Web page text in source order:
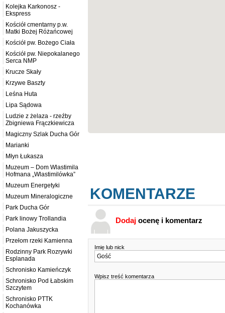
Kolejka Karkonosz -
Ekspress
Kościół cmentarny p.w.
Matki Bożej Różańcowej
Kościół pw. Bożego Ciała
Kościół pw. Niepokalanego
Serca NMP
Krucze Skały
Krzywe Baszty
Leśna Huta
Lipa Sądowa
Ludzie z żelaza - rzeźby
Zbigniewa Frączkiewicza
Magiczny Szlak Ducha Gór
Marianki
Młyn Łukasza
Muzeum – Dom Wlastimila
Hofmana „Wlastimilówka”
Muzeum Energetyki
Muzeum Mineralogiczne
Park Ducha Gór
Park linowy Trollandia
Polana Jakuszycka
Przełom rzeki Kamienna
Rodzinny Park Rozrywki
Esplanada
Schronisko Kamieńczyk
Schronisko Pod Łabskim
Szczytem
Schronisko PTTK
Kochanówka
KOMENTARZE
Dodaj ocenę i komentarz
Imię lub nick
Wpisz treść komentarza